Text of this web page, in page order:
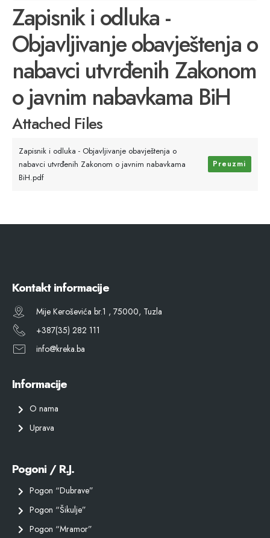
Zapisnik i odluka -
Objavljivanje obavještenja o
nabavci utvrđenih Zakonom
o javnim nabavkama BiH
Attached Files
Zapisnik i odluka - Objavljivanje obavještenja o
nabavci utvrđenih Zakonom o javnim nabavkama
BiH.pdf
Preuzmi
Kontakt informacije
Mije Keroševića br.1 , 75000, Tuzla
+387(35) 282 111
info@kreka.ba
Informacije
O nama
Uprava
Pogoni / R.J.
Pogon “Dubrave”
Pogon “Šikulje”
Pogon “Mramor”